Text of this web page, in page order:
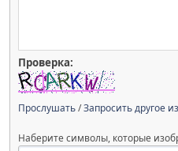
Проверка:
Прослушать/Запросить другое
Наберите символы, которые